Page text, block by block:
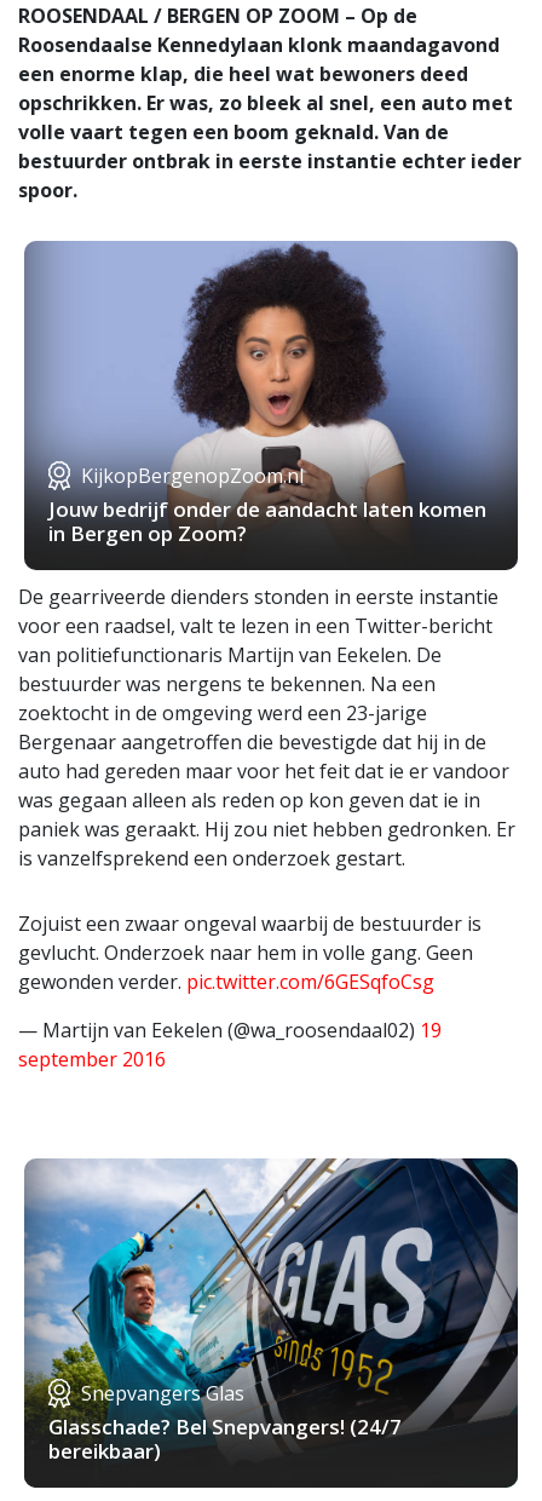
ROOSENDAAL / BERGEN OP ZOOM – Op de
Roosendaalse Kennedylaan klonk maandagavond
een enorme klap, die heel wat bewoners deed
opschrikken. Er was, zo bleek al snel, een auto met
volle vaart tegen een boom geknald. Van de
bestuurder ontbrak in eerste instantie echter ieder
spoor.
KijkopBergenopZoom.nl
Jouw bedrijf onder de aandacht laten komen
in Bergen op Zoom?
De gearriveerde dienders stonden in eerste instantie
voor een raadsel, valt te lezen in een Twitter-bericht
van politiefunctionaris Martijn van Eekelen. De
bestuurder was nergens te bekennen. Na een
zoektocht in de omgeving werd een 23-jarige
Bergenaar aangetroffen die bevestigde dat hij in de
auto had gereden maar voor het feit dat ie er vandoor
was gegaan alleen als reden op kon geven dat ie in
paniek was geraakt. Hij zou niet hebben gedronken. Er
is vanzelfsprekend een onderzoek gestart.
Zojuist een zwaar ongeval waarbij de bestuurder is
gevlucht. Onderzoek naar hem in volle gang. Geen
gewonden verder. pic.twitter.com/6GESqfoCsg
— Martijn van Eekelen (@wa_roosendaal02) 19
september 2016
Snepvangers Glas
Glasschade? Bel Snepvangers! (24/7
bereikbaar)